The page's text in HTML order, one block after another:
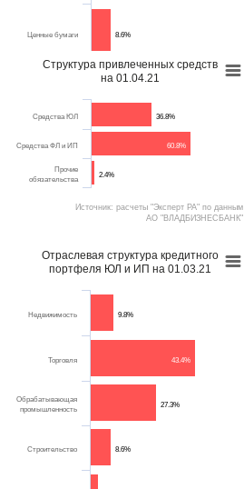
8.6%
Ценные бумаги
Прочие активы
АО "ВЛАДБИЗНЕСБАНК"
Структура привлеченных средств
на 01.04.21
36.8%
60.8%
2.4%
Средства ЮЛ
Средства ФЛ и ИП
Прочие
обязательства
Источник: расчеты "Эксперт РА" по данным
АО "ВЛАДБИЗНЕСБАНК"
Отраслевая структура кредитного
портфеля ЮЛ и ИП на 01.03.21
9.8%
43.4%
27.3%
8.6%
Недвижимость
Торговля
Обрабатывающая
промышленность
Строительство